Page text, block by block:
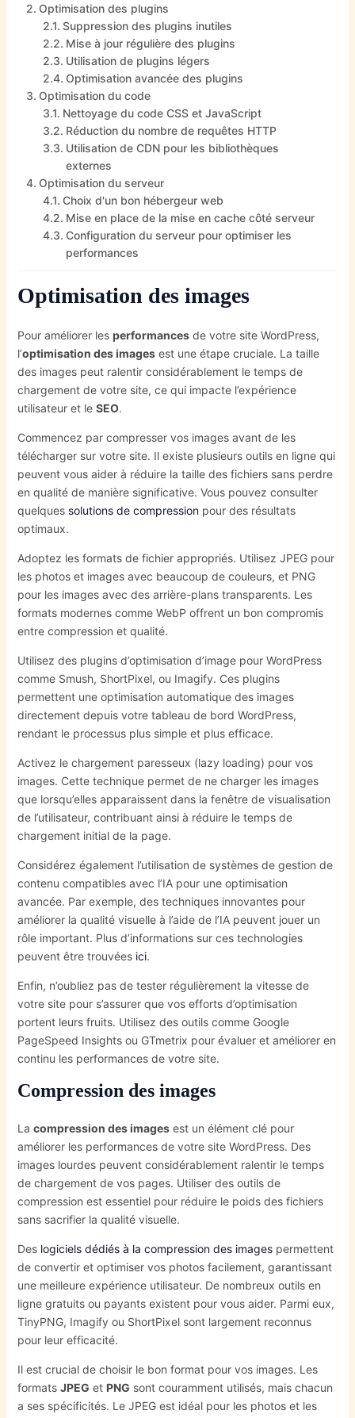
Optimisation des plugins
Suppression des plugins inutiles
Mise à jour régulière des plugins
Utilisation de plugins légers
Optimisation avancée des plugins
Optimisation du code
Nettoyage du code CSS et JavaScript
Réduction du nombre de requêtes HTTP
Utilisation de CDN pour les bibliothèques
externes
Optimisation du serveur
Choix d'un bon hébergeur web
Mise en place de la mise en cache côté serveur
Configuration du serveur pour optimiser les
performances
Optimisation des images
Pour améliorer les performancesde votre site WordPress,
l’optimisation des imagesest une étape cruciale. La taille
des images peut ralentir considérablement le temps de
chargement de votre site, ce qui impacte l’expérience
utilisateur et le SEO.
Commencez par compresser vos images avant de les
télécharger sur votre site. Il existe plusieurs outils en ligne qui
peuvent vous aider à réduire la taille des fichiers sans perdre
en qualité de manière significative. Vous pouvez consulter
quelques solutions de compressionpour des résultats
optimaux.
Adoptez les formats de fichier appropriés. Utilisez JPEG pour
les photos et images avec beaucoup de couleurs, et PNG
pour les images avec des arrière-plans transparents. Les
formats modernes comme WebP offrent un bon compromis
entre compression et qualité.
Utilisez des plugins d’optimisation d’image pour WordPress
comme Smush, ShortPixel, ou Imagify. Ces plugins
permettent une optimisation automatique des images
directement depuis votre tableau de bord WordPress,
rendant le processus plus simple et plus efficace.
Activez le chargement paresseux (lazy loading) pour vos
images. Cette technique permet de ne charger les images
que lorsqu’elles apparaissent dans la fenêtre de visualisation
de l’utilisateur, contribuant ainsi à réduire le temps de
chargement initial de la page.
Considérez également l’utilisation de systèmes de gestion de
contenu compatibles avec l’IA pour une optimisation
avancée. Par exemple, des techniques innovantes pour
améliorer la qualité visuelle à l’aide de l’IA peuvent jouer un
rôle important. Plus d’informations sur ces technologies
peuvent être trouvées ici.
Enfin, n’oubliez pas de tester régulièrement la vitesse de
votre site pour s’assurer que vos efforts d’optimisation
portent leurs fruits. Utilisez des outils comme Google
PageSpeed Insights ou GTmetrix pour évaluer et améliorer en
continu les performances de votre site.
Compression des images
La compression des imagesest un élément clé pour
améliorer les performances de votre site WordPress. Des
images lourdes peuvent considérablement ralentir le temps
de chargement de vos pages. Utiliser des outils de
compression est essentiel pour réduire le poids des fichiers
sans sacrifier la qualité visuelle.
Des logiciels dédiés à la compression des imagespermettent
de convertir et optimiser vos photos facilement, garantissant
une meilleure expérience utilisateur. De nombreux outils en
ligne gratuits ou payants existent pour vous aider. Parmi eux,
TinyPNG, Imagify ou ShortPixel sont largement reconnus
pour leur efficacité.
Il est crucial de choisir le bon format pour vos images. Les
formats JPEG et PNG sont couramment utilisés, mais chacun
a ses spécificités. Le JPEG est idéal pour les photos et les